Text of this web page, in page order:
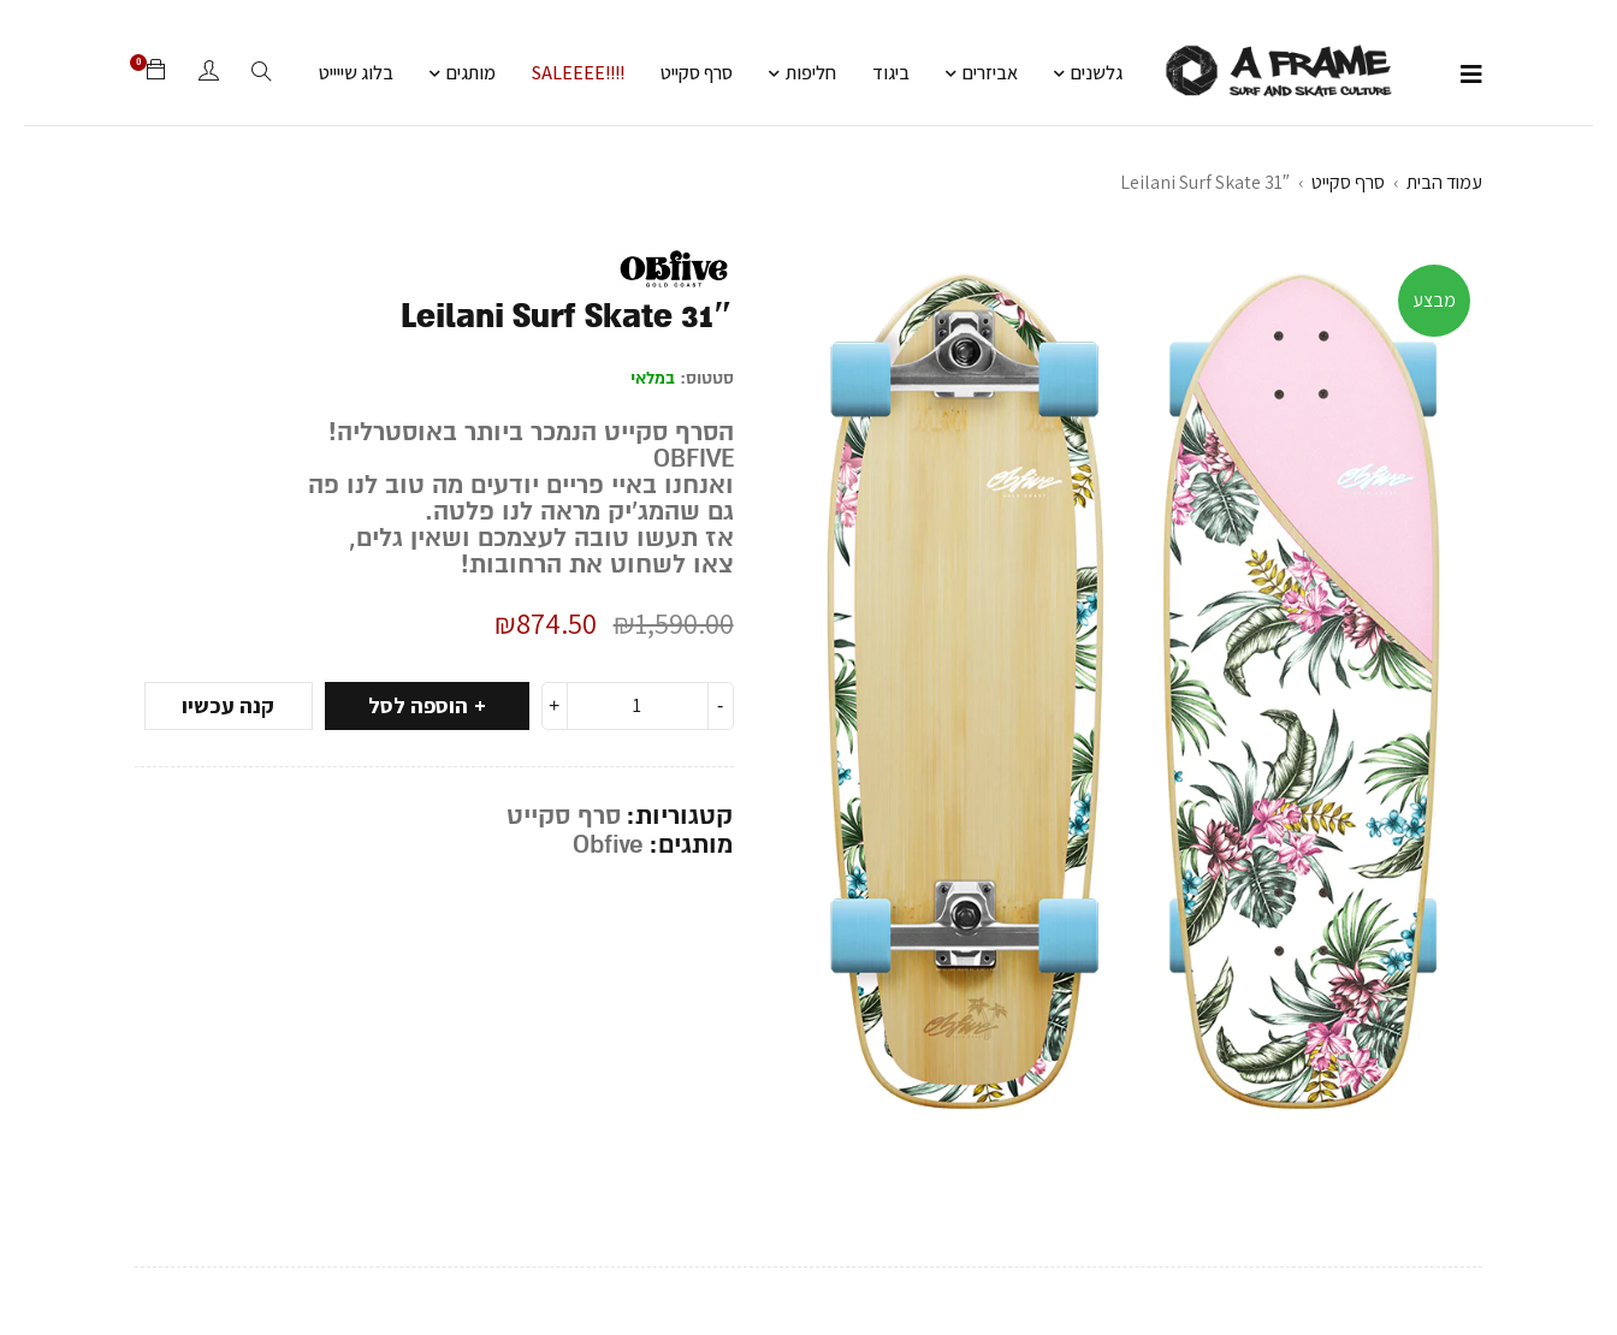
גלשנים אביזרים ביגוד חליפות סרף סקייט !!!!SALEEEE מותגים בלוג שייייט 0
עמוד הבית › סרף סקייט ›
Leilani Surf Skate 31″
מבצע Leilani Surf Skate 31″
סטטוס: במלאי
הסרף סקייט הנמכר ביותר באוסטרליה!
OBFIVE
ואנחנו באיי פריים יודעים מה טוב לנו פה
גם שהמג’יק מראה לנו פלטה.
אז תעשו טובה לעצמכם ושאין גלים,
צאו לשחוט את הרחובות!
₪1,590.00
₪874.50
הוספה לסל קנה עכשיו
קטגוריות: סרף סקייט
מותגים: Obfive